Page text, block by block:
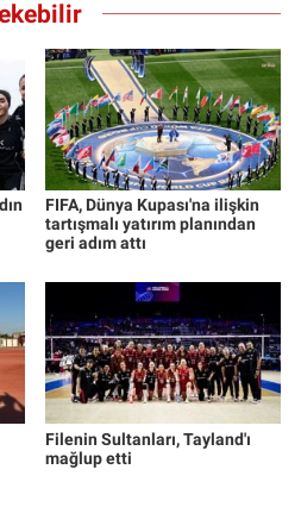
FIFA, Dünya Kupası'na ilişkin
tartışmalı yatırım planından
geri adım attı
Filenin Sultanları, Tayland'ı
mağlup etti